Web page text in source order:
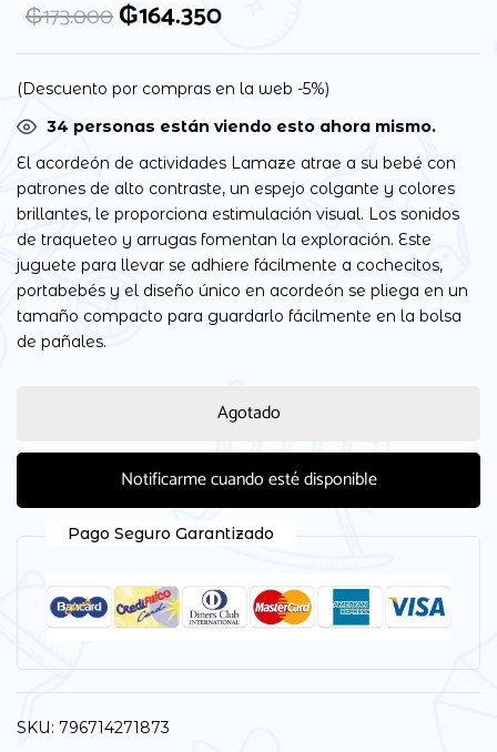
₲173.000₲164.350
(Descuento por compras en la web -5%)
39 personas están viendo esto ahora mismo.
El acordeón de actividades Lamaze atrae a su bebé con
patrones de alto contraste, un espejo colgante y colores
brillantes, le proporciona estimulación visual. Los sonidos
de traqueteo y arrugas fomentan la exploración. Este
juguete para llevar se adhiere fácilmente a cochecitos,
portabebés y el diseño único en acordeón se pliega en un
tamaño compacto para guardarlo fácilmente en la bolsa
de pañales.
Agotado
Notificarme cuando esté disponible
Pago Seguro Garantizado
SKU: 796714271873